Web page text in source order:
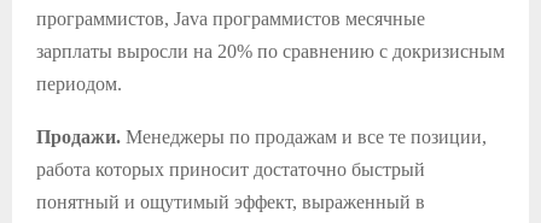
программистов, Java программистов месячные
зарплаты выросли на 20% по сравнению с докризисным
периодом.
Продажи. Менеджеры по продажам и все те позиции,
работа которых приносит достаточно быстрый
понятный и ощутимый эффект, выраженный в